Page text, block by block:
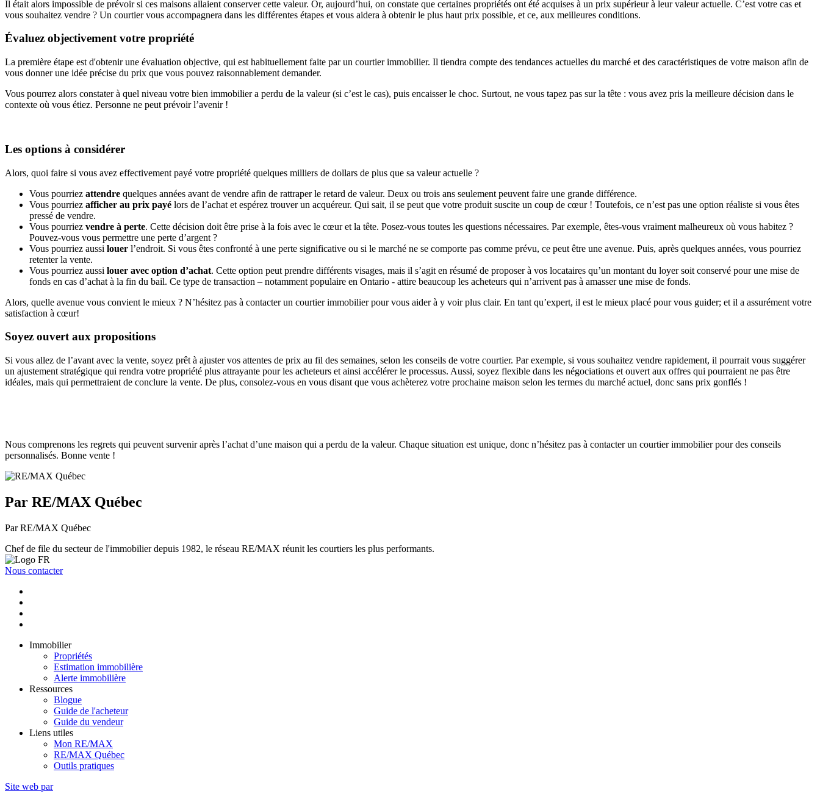
Il était alors impossible de prévoir si ces maisons allaient conserver cette valeur. Or, aujourd’hui, on constate que certaines propriétés ont été acquises à un prix supérieur à leur valeur actuelle. C’est votre cas et
vous souhaitez vendre ? Un courtier vous accompagnera dans les différentes étapes et vous aidera à obtenir le plus haut prix possible, et ce, aux meilleures conditions.
Évaluez objectivement votre propriété
La première étape est d'obtenir une évaluation objective, qui est habituellement faite par un courtier immobilier. Il tiendra compte des tendances actuelles du marché et des caractéristiques de votre maison afin de
vous donner une idée précise du prix que vous pouvez raisonnablement demander.
Vous pourrez alors constater à quel niveau votre bien immobilier a perdu de la valeur (si c’est le cas), puis encaisser le choc. Surtout, ne vous tapez pas sur la tête : vous avez pris la meilleure décision dans le
contexte où vous étiez. Personne ne peut prévoir l’avenir !
Les options à considérer
Alors, quoi faire si vous avez effectivement payé votre propriété quelques milliers de dollars de plus que sa valeur actuelle ?
Vous pourriez attendre quelques années avant de vendre afin de rattraper le retard de valeur. Deux ou trois ans seulement peuvent faire une grande différence.
Vous pourriez afficher au prix payé lors de l’achat et espérez trouver un acquéreur. Qui sait, il se peut que votre produit suscite un coup de cœur ! Toutefois, ce n’est pas une option réaliste si vous êtes
pressé de vendre.
Vous pourriez vendre à perte. Cette décision doit être prise à la fois avec le cœur et la tête. Posez-vous toutes les questions nécessaires. Par exemple, êtes-vous vraiment malheureux où vous habitez ?
Pouvez-vous vous permettre une perte d’argent ?
Vous pourriez aussi louer l’endroit. Si vous êtes confronté à une perte significative ou si le marché ne se comporte pas comme prévu, ce peut être une avenue. Puis, après quelques années, vous pourriez
retenter la vente.
Vous pourriez aussi louer avec option d’achat. Cette option peut prendre différents visages, mais il s’agit en résumé de proposer à vos locataires qu’un montant du loyer soit conservé pour une mise de
fonds en cas d’achat à la fin du bail. Ce type de transaction – notamment populaire en Ontario - attire beaucoup les acheteurs qui n’arrivent pas à amasser une mise de fonds.
Alors, quelle avenue vous convient le mieux ? N’hésitez pas à contacter un courtier immobilier pour vous aider à y voir plus clair. En tant qu’expert, il est le mieux placé pour vous guider; et il a assurément votre
satisfaction à cœur!
Soyez ouvert aux propositions
Si vous allez de l’avant avec la vente, soyez prêt à ajuster vos attentes de prix au fil des semaines, selon les conseils de votre courtier. Par exemple, si vous souhaitez vendre rapidement, il pourrait vous suggérer
un ajustement stratégique qui rendra votre propriété plus attrayante pour les acheteurs et ainsi accélérer le processus. Aussi, soyez flexible dans les négociations et ouvert aux offres qui pourraient ne pas être
idéales, mais qui permettraient de conclure la vente. De plus, consolez-vous en vous disant que vous achèterez votre prochaine maison selon les termes du marché actuel, donc sans prix gonflés !
Nous comprenons les regrets qui peuvent survenir après l’achat d’une maison qui a perdu de la valeur. Chaque situation est unique, donc n’hésitez pas à contacter un courtier immobilier pour des conseils
personnalisés. Bonne vente !
Par RE/MAX Québec
Par RE/MAX Québec
Chef de file du secteur de l'immobilier depuis 1982, le réseau RE/MAX réunit les courtiers les plus performants.
Nous contacter
Immobilier
Propriétés
Estimation immobilière
Alerte immobilière
Ressources
Blogue
Guide de l'acheteur
Guide du vendeur
Liens utiles
Mon RE/MAX
RE/MAX Québec
Outils pratiques
Site web par